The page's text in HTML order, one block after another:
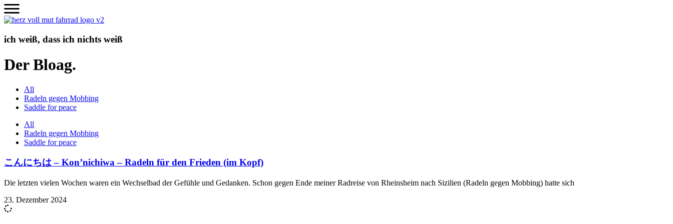
Zum
Inhalt
wechseln
ich weiß, dass ich nichts weiß
Der Bloag.
All
Radeln gegen Mobbing
Saddle for peace
All
Radeln gegen Mobbing
Saddle for peace
こんにちは – Kon’nichiwa – Radeln für den Frieden (im Kopf)
Die letzten vielen Wochen waren ein Wechselbad der Gefühle und Gedanken. Schon gegen Ende meiner Radreise von Rheinsheim nach Sizilien (Radeln gegen Mobbing) hatte sich
23. Dezember 2024